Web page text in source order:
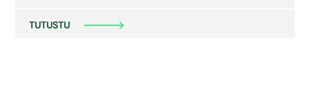
TUTUSTU